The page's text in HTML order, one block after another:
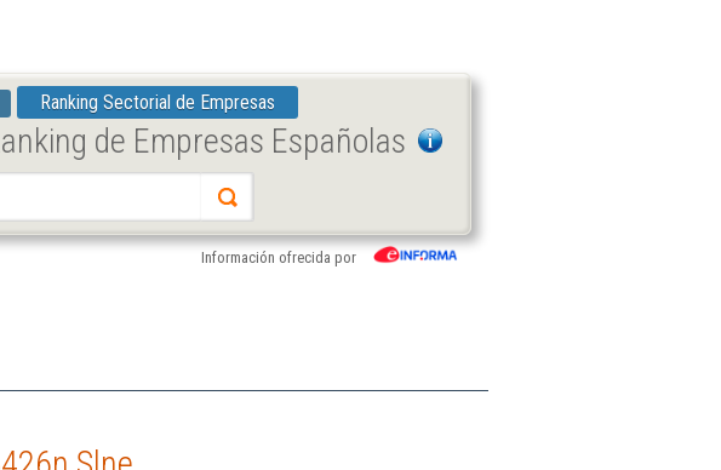
Ranking Sectorial de Empresas
de Empresas Españolas
Información ofrecida por